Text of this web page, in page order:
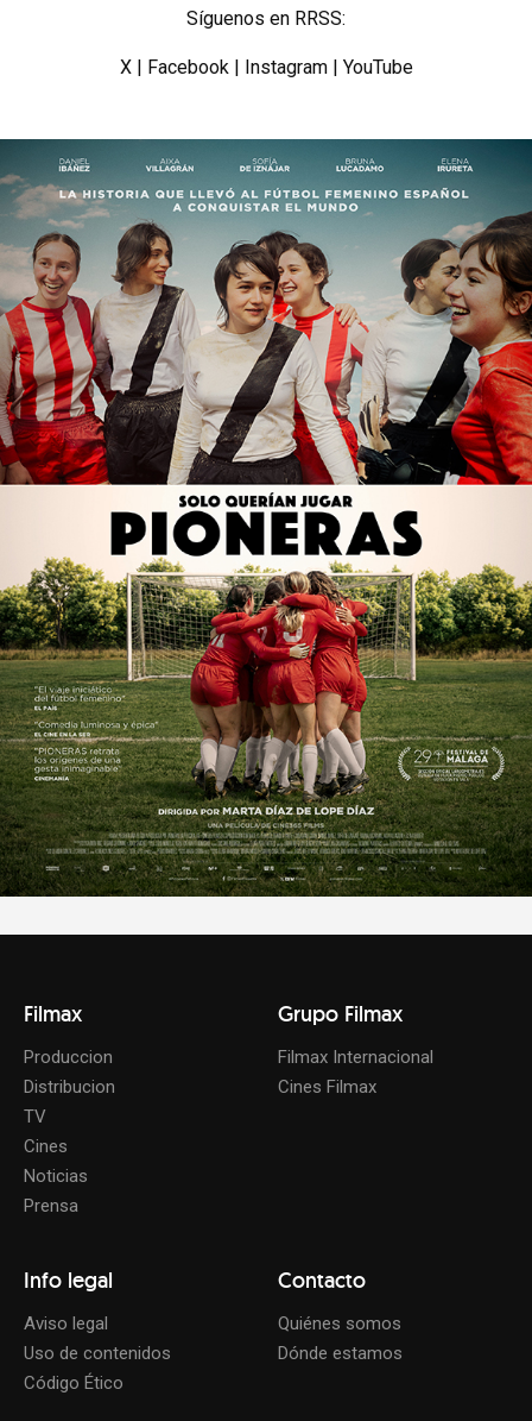
Síguenos en RRSS:
X| Facebook| Instagram| YouTube
Filmax
Produccion
Distribucion
TV
Cines
Noticias
Prensa
Grupo Filmax
Filmax Internacional
Cines Filmax
Info legal
Aviso legal
Uso de contenidos
Código Ético
Contacto
Quiénes somos
Dónde estamos